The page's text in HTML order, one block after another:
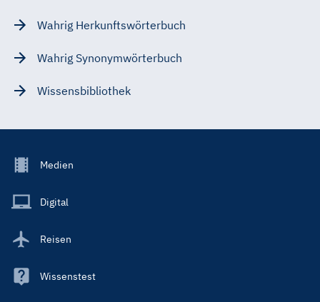
Wahrig Herkunftswörterbuch
Wahrig Synonymwörterbuch
Wissensbibliothek
Footer
Main
Medien
Digital
Reisen
Wissenstest